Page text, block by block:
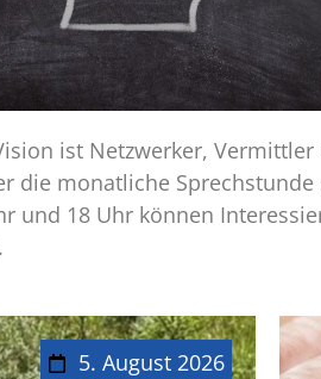
ist Netzwerker,
die monatliche
und 18 Uhr können
5. August 2026